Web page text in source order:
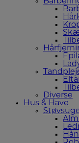
Diverse
Hus & Have